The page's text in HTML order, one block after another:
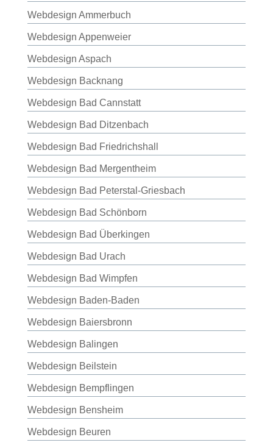
Webdesign Ammerbuch
Webdesign Appenweier
Webdesign Aspach
Webdesign Backnang
Webdesign Bad Cannstatt
Webdesign Bad Ditzenbach
Webdesign Bad Friedrichshall
Webdesign Bad Mergentheim
Webdesign Bad Peterstal-Griesbach
Webdesign Bad Schönborn
Webdesign Bad Überkingen
Webdesign Bad Urach
Webdesign Bad Wimpfen
Webdesign Baden-Baden
Webdesign Baiersbronn
Webdesign Balingen
Webdesign Beilstein
Webdesign Bempflingen
Webdesign Bensheim
Webdesign Beuren